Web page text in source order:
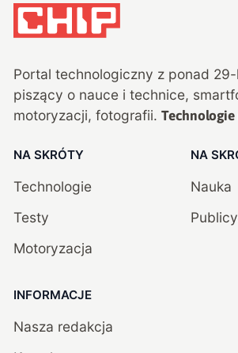
Portal technologiczny z ponad 29
piszący o nauce i technice,
motoryzacji, fotografii.
NA SKRÓTY
Technologie
Testy
Motoryzacja
NA
Nauka
INFORMACJE
Nasza redakcja